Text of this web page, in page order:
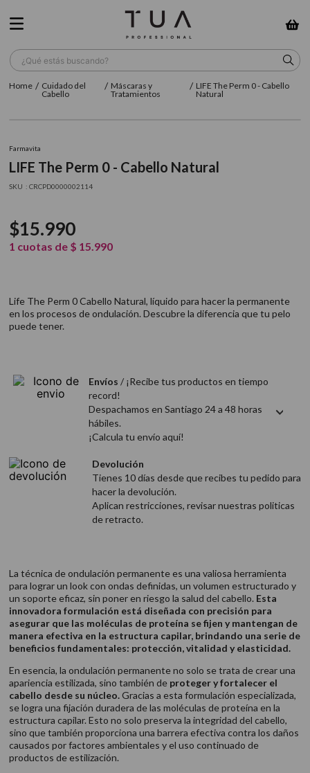
¿Qué estás buscando?
Cuidado del
Cabello
Máscaras y
Tratamientos
LIFE The Perm 0 - Cabello
Natural
Farmavita
LIFE The Perm 0 - Cabello Natural
: CRCPD0000002114
$15.990
1 cuotas de $ 15.990
Life The Perm 0 Cabello Natural, líquido para hacer la permanente
en los procesos de ondulación. Descubre la diferencia que tu pelo
puede tener.
Envíos / ¡Recibe tus productos en tiempo
record!
Despachamos en Santiago 24 a 48 horas
hábiles.
¡Calcula tu envío aquí!
Devolución
Tienes 10 días desde que recibes tu pedido para
hacer la devolución.
Aplican restricciones, revisar nuestras politicas
de retracto.
La técnica de ondulación permanente es una valiosa herramienta
para lograr un look con ondas definidas, un volumen estructurado y
un soporte eficaz, sin poner en riesgo la salud del cabello. Esta
innovadora formulación está diseñada con precisión para
asegurar que las moléculas de proteína se fijen y mantengan de
manera efectiva en la estructura capilar, brindando una serie de
beneficios fundamentales: protección, vitalidad y elasticidad.
En esencia, la ondulación permanente no solo se trata de crear una
apariencia estilizada, sino también deproteger y fortalecer el
cabello desde su núcleo.Gracias a esta formulación especializada,
se logra una fijación duradera de las moléculas de proteína en la
estructura capilar. Esto no solo preserva la integridad del cabello,
sino que también proporciona una barrera efectiva contra los daños
causados por factores ambientales y el uso continuado de
productos de estilización.
TÉRMINOS MÁS BUSCADOS
2.
3 farmavita
5. cepillo
6. gama
9 . acondicionador